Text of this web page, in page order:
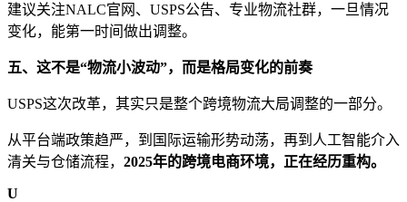
建议关注NALC官网、USPS公告、专业物流社群，一旦情况
变化，能第一时间做出调整。
五、这不是“物流小波动”，而是格局变化的前奏
USPS这次改革，其实只是整个跨境物流大局调整的一部分。
从平台端政策趋严，到国际运输形势动荡，再到人工智能介入
清关与仓储流程， 2025年的跨境电商环境，正在经历重构。
U